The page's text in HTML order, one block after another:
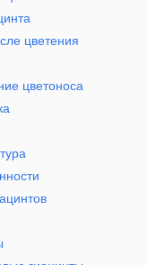
цветения
цветоноса